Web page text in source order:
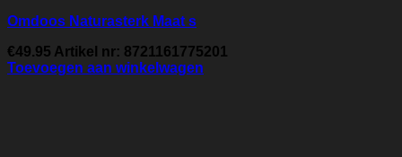
Omdoos Naturasterk Maat s
€49.95 Artikel nr: 8721161775201
Toevoegen aan winkelwagen